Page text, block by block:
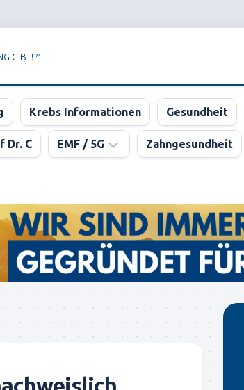
GIBT!™
Krebs Informationen Gesundheit
Dr. C EMF / 5G
der
KPAF®
DER
GROSSE
5G
Zahngesundheit